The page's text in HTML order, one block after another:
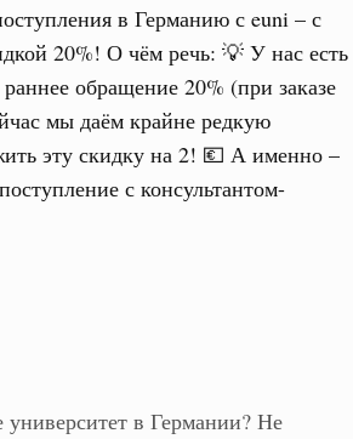
в Германию с euni – с
20%! О чём речь: 💡 У нас есть
обращение 20% (при заказе
мы даём крайне редкую
эту скидку на 2! 💶 А именно –
с консультантом-
в Германии? Не